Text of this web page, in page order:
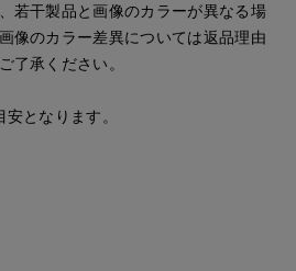
若干製品と画像のカラーが異なる場
像のカラー差異については返品理由
了承ください。
となります。